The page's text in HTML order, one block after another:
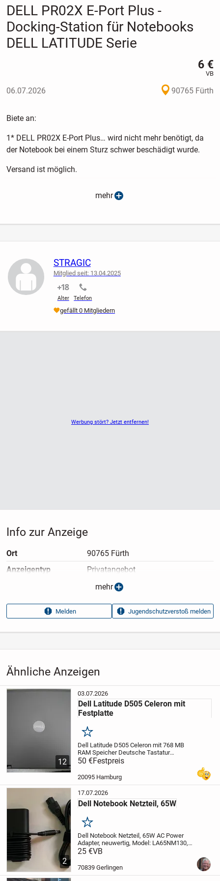
DELL PR02X E-Port Plus -
Docking-Station für Notebooks
DELL LATITUDE Serie
6 €
VB
06.07.2026 90765 Fürth
Biete an:
1* DELL PR02X E-Port Plus… wird nicht mehr benötigt, da
der Notebook bei einem Sturz schwer beschädigt wurde.
Versand ist möglich.
Rücknahme. Da es sich um einen Privatverkauf handelt
Der Käufer erklärt sich damit einverstanden und erkennt
dies mit seinem Kauf an!
mehr
Werbung stört? Jetzt entfernen!
Ähnliche Anzeigen
12
03.07.2026
Dell Latitude D505 Celeron mit
Festplatte
Merken
Dell Latitude D505 Celeron mit 768 MB
RAM Speicher Deutsche Tastatur
QWERTZ74 GB Festplatte !
Akku gebraucht
x USB Anschluß
50 €Festpreis
20095 Hamburg
2
17.07.2026
Dell Notebook Netzteil, 65W
Merken
Dell Notebook Netzteil, 65W AC Power
Adapter, neuwertig, Model: LA65NM130,
Ausgang 19.5V 3.3A, Stecker 7.4mm x
Stromkabel,kompatibel zu: FPC2Y,
JNKWD, G4X7T, 6TFFF,...
25 €VB
70839 Gerlingen
STRAGIC
Mitglied seit: 13.04.2025
Alter
nicht verifiziert
Telefon
nicht verifiziert
gefällt 0 Mitgliedern
Info zur Anzeige
Ort
90765 Fürth
Anzeigen­typ
Privatangebot
06.07.2026
Anzeigen­kennung
ec162339
Aufrufe dieser
3
Laptops›Dockingstations
mehr
Melden Jugendschutzverstoß melden